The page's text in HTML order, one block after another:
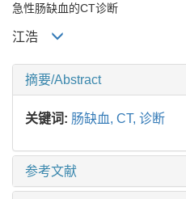
急性肠缺血的CT诊断
江浩
摘要/Abstract
关键词: 肠缺血, CT, 诊断
参考文献